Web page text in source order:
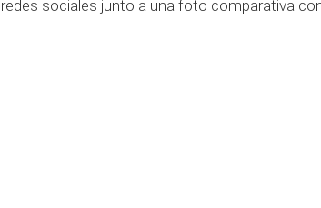
redes sociales junto a una foto comparativa